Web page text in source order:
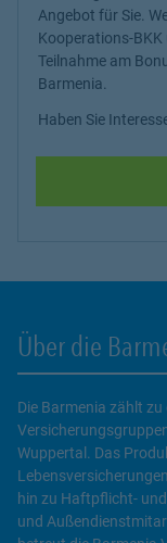
Angebot für Sie.
Kooperations-BKK
Teilnahme am
Barmenia.
Haben Sie
Über die
Die Barmenia zählt
Wuppertal. Das
hin zu Haftpflicht-
und